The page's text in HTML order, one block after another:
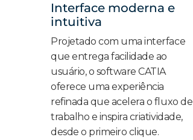
Interface moderna e
intuitiva
Projetado com uma interface
que entrega facilidade ao
usuário, o software CATIA
oferece uma experiência
refinada que acelera o fluxo de
trabalho e inspira criatividade,
desde o primeiro clique.